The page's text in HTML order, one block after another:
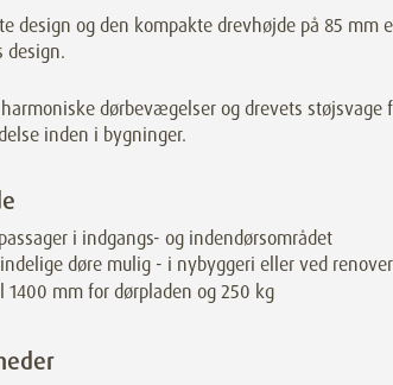
design og den kompakte drevhøjde på 85 mm
design.
dørbevægelser og drevets støjsvage
inden i bygninger.
i indgangs- og indendørsområdet
døre mulig - i nybyggeri eller ved
1400 mm for dørpladen og 250 kg